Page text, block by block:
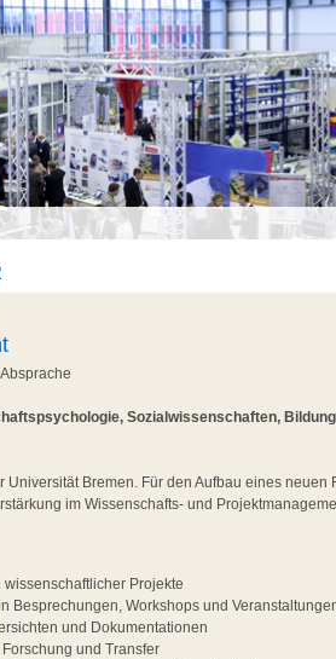
Sozialwissenschaften,
Bremen. Für den Aufbau eines neuen
im Wissenschafts- und
Projekte
Besprechungen, Workshops und
und Dokumentationen
und Transfer